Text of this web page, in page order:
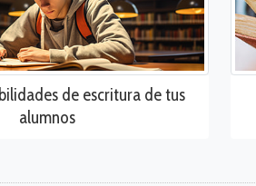
de escritura de tus
alumnos